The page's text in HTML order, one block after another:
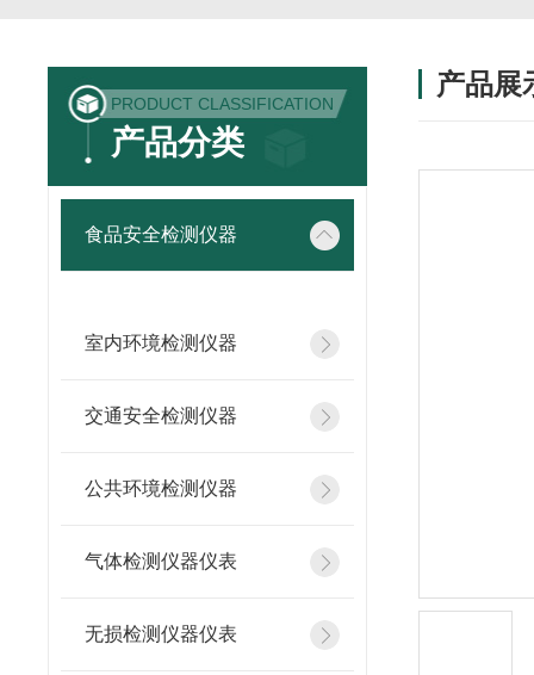
PRODUCT CLASSIFICATION
产品分类
食品安全检测仪器
室内环境检测仪器
交通安全检测仪器
公共环境检测仪器
气体检测仪器仪表
无损检测仪器仪表
产品展